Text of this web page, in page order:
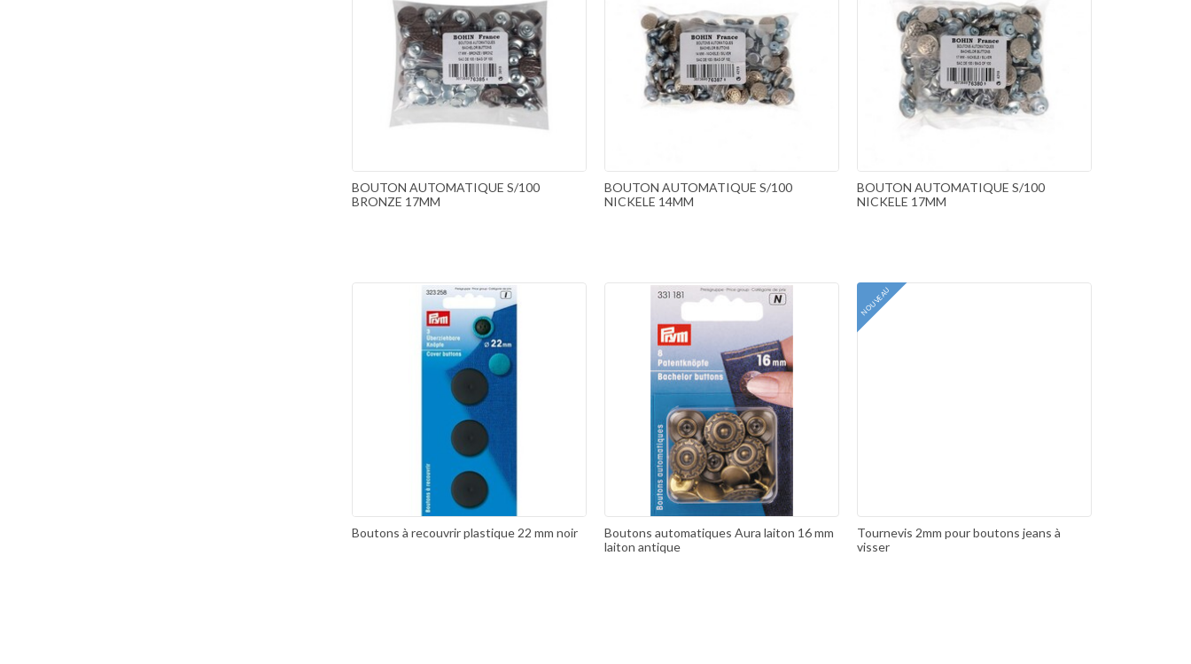
BOUTON AUTOMATIQUE S/100
BRONZE 17MM
BOUTON AUTOMATIQUE S/100
NICKELE 14MM
BOUTON AUTOMATIQUE S/100
NICKELE 17MM
Boutons à recouvrir plastique 22 mm noir
Boutons automatiques Aura laiton 16 mm
laiton antique
Tournevis 2mm pour boutons jeans à
visser
NOUVEAU